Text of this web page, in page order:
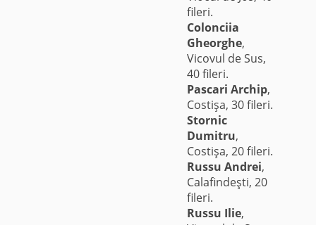
fileri.
Colonciia
Gheorghe,
Vicovul de Sus,
40 fileri.
Pascari Archip,
Costişa, 30 fileri.
Stornic
Dumitru,
Costişa, 20 fileri.
Russu Andrei,
Calafindeşti, 20
fileri.
Russu Ilie,